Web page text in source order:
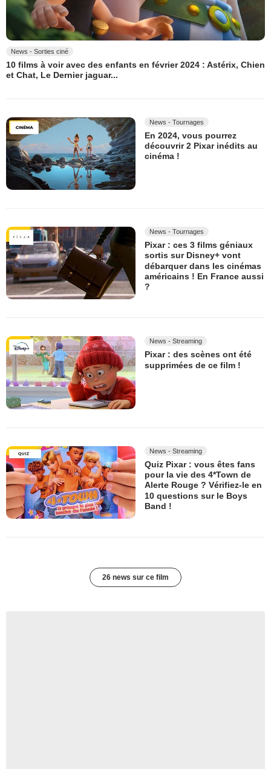
News - Sorties ciné
10 films à voir avec des enfants en février 2024 : Astérix, Chien
et Chat, Le Dernier jaguar...
News - Tournages
En 2024, vous pourrez
découvrir 2 Pixar inédits au
cinéma !
News - Tournages
Pixar : ces 3 films géniaux
sortis sur Disney+ vont
débarquer dans les cinémas
américains ! En France aussi
?
News - Streaming
Pixar : des scènes ont été
supprimées de ce film !
News - Streaming
Quiz Pixar : vous êtes fans
pour la vie des 4*Town de
Alerte Rouge ? Vérifiez-le en
10 questions sur le Boys
Band !
26 news sur ce film